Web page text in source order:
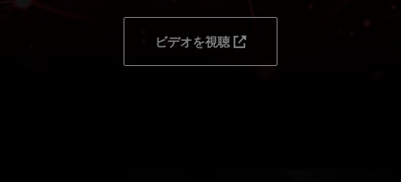
ビデオを視聴